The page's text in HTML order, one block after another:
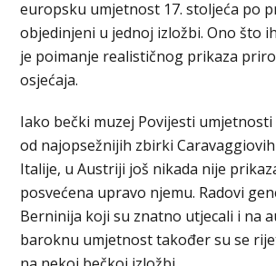
europsku umjetnost 17. stoljeća po
objedinjeni u jednoj izložbi. Ono što
je poimanje realističnog prikaza
osjećaja.
Iako bečki muzej Povijesti
od najopsežnijih zbirki
Italije, u Austriji još nikada nije
posvećena upravo njemu. Radovi
Berninija koji su znatno utjecali i na
baroknu umjetnost također su se